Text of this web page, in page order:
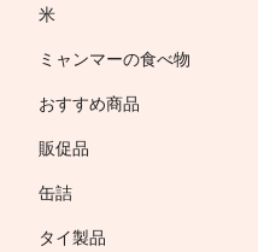
米
ミャンマーの食べ物
おすすめ商品
販促品
缶詰
タイ製品